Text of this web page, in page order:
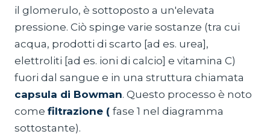
il glomerulo, è sottoposto a un'elevata
pressione. Ciò spinge varie sostanze (tra cui
acqua, prodotti di scarto [ad es. urea],
elettroliti [ad es. ioni di calcio] e vitamina C)
fuori dal sangue e in una struttura chiamata
capsula di Bowman. Questo processo è noto
come filtrazione ( fase 1 nel diagramma
sottostante).